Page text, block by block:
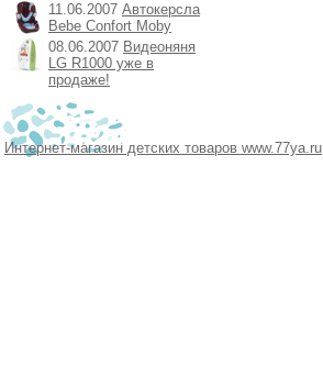
11.06.2007 Автокерсла
Bebe Confort Moby
08.06.2007 Видеоняня
LG R1000 уже в
продаже!
Интернет-магазин детских товаров www.77ya.ru